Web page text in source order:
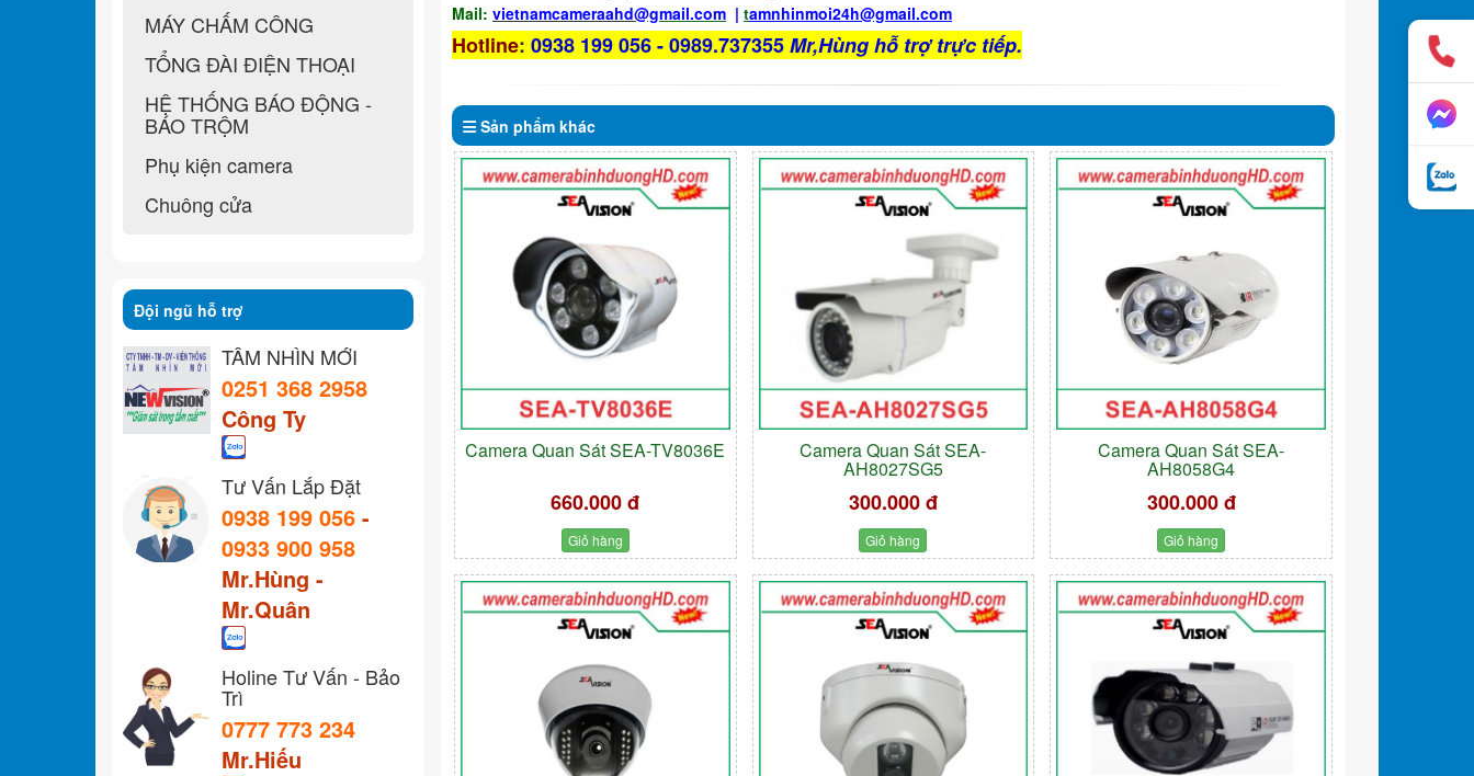
Mail: vietnamcameraahd@gmail.com | tamnhinmoi24h@gmail.com
Hotline: 0938 199 056 - 0989.737355Mr,Hùng hỗ trợ trực tiếp.
Sản phẩm khác
Camera Quan Sát SEA-TV8036E
660.000 đ
Giỏ hàng
Camera Quan Sát SEA-
AH8027SG5
300.000 đ
Giỏ hàng
Camera Quan Sát SEA-
AH8058G4
300.000 đ
Giỏ hàng
MÁY CHẤM CÔNG
TỔNG ĐÀI ĐIỆN THOẠI
HỆ THỐNG BÁO ĐỘNG -
BÁO TRỘM
Phụ kiện camera
Chuông cửa
Đội ngũ hỗ trợ
TẦM NHÌN MỚI
0251 368 2958
Công Ty
Tư Vấn Lắp Đặt
0938 199 056 -
0933 900 958
Mr.Hùng -
Mr.Quân
Holine Tư Vấn - Bảo
Trì
0777 773 234
Mr.Hiếu